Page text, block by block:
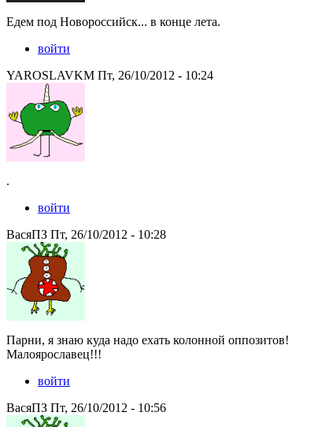
Едем под Новороссийск... в конце лета.
войти
YAROSLAVKM Пт, 26/10/2012 - 10:24
.
войти
ВасяПЗ Пт, 26/10/2012 - 10:28
Парни, я знаю куда надо ехать колонной оппозитов!
Малоярославец!!!
войти
ВасяПЗ Пт, 26/10/2012 - 10:56